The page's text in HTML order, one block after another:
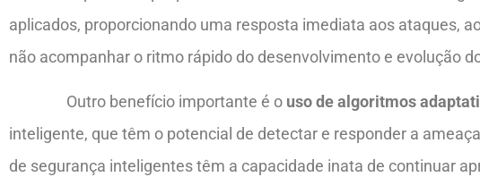
aplicados, proporcionando uma resposta imediata aos ataques,
não acompanhar o ritmo rápido do desenvolvimento e evolução
Outro benefício importante é o uso de algoritmos
inteligente, que têm o potencial de detectar e responder a
de segurança inteligentes têm a capacidade inata de continuar